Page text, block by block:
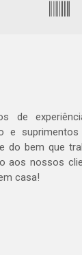
de
e suprimentos
do bem que
aos nossos
casa!